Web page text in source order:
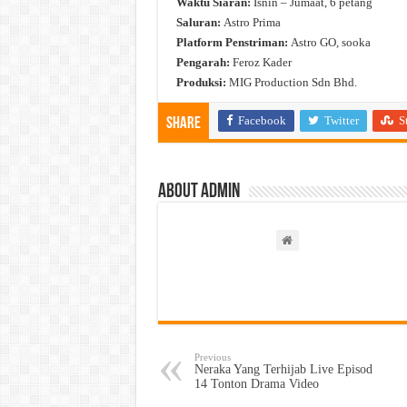
Saluran: Astro Prima
Platform Penstriman: Astro GO, sooka
Pengarah: Feroz Kader
Produksi: MIG Production Sdn Bhd.
Share Facebook Twitter
About admin
Previous
Neraka Yang Terhijab Live Episod
14 Tonton Drama Video